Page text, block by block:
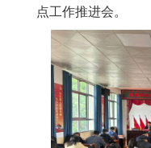
点工作推进会。